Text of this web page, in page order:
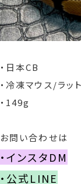
・日本CB
・冷凍マウス/ラット
・149g
お問い合わせは
・インスタDM
・公式LINE